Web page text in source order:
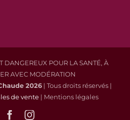
DANGEREUX POUR LA SANTÉ, À
AVEC MODÉRATION
2026 | Tous droits réservés |
de vente| Mentions légales
FacebookInstagram